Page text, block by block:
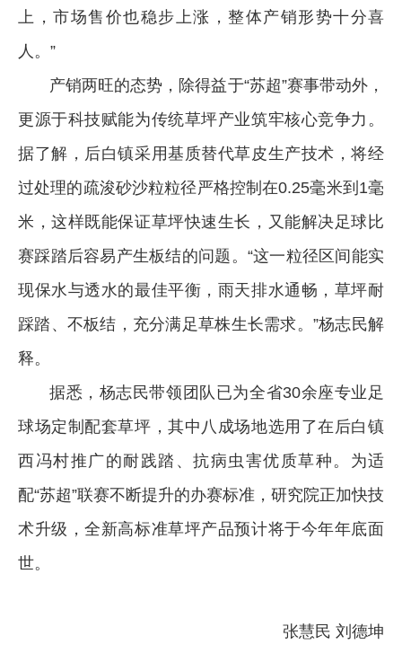
上，市场售价也稳步上涨，整体产销形势十分喜
人。”
产销两旺的态势，除得益于“苏超”赛事带动外，
更源于科技赋能为传统草坪产业筑牢核心竞争力。
据了解，后白镇采用基质替代草皮生产技术，将经
过处理的疏浚砂沙粒粒径严格控制在0.25毫米到1毫
米，这样既能保证草坪快速生长，又能解决足球比
赛踩踏后容易产生板结的问题。“这一粒径区间能实
现保水与透水的最佳平衡，雨天排水通畅，草坪耐
踩踏、不板结，充分满足草株生长需求。”杨志民解
释。
据悉，杨志民带领团队已为全省30余座专业足
球场定制配套草坪，其中八成场地选用了在后白镇
西冯村推广的耐践踏、抗病虫害优质草种。为适
配“苏超”联赛不断提升的办赛标准，研究院正加快技
术升级，全新高标准草坪产品预计将于今年年底面
世。
张慧民 刘德坤